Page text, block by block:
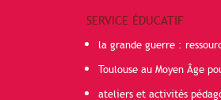
SERVICE ÉDUCATIF
la grande guerre :
Toulouse au Moyen Âge
ateliers et activités